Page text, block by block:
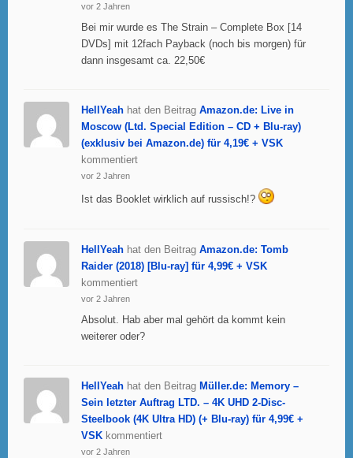
vor 2 Jahren
Bei mir wurde es The Strain – Complete Box [14
DVDs] mit 12fach Payback (noch bis morgen) für
dann insgesamt ca. 22,50€
HellYeah hat den Beitrag Amazon.de: Live in
Moscow (Ltd. Special Edition – CD + Blu-ray)
(exklusiv bei Amazon.de) für 4,19€ + VSK
kommentiert
vor 2 Jahren
Ist das Booklet wirklich auf russisch!?
HellYeah hat den Beitrag Amazon.de: Tomb
Raider (2018) [Blu-ray] für 4,99€ + VSK
kommentiert
vor 2 Jahren
Absolut. Hab aber mal gehört da kommt kein
weiterer oder?
HellYeah hat den Beitrag Müller.de: Memory –
Sein letzter Auftrag LTD. – 4K UHD 2-Disc-
Steelbook (4K Ultra HD) (+ Blu-ray) für 4,99€ +
VSK kommentiert
vor 2 Jahren